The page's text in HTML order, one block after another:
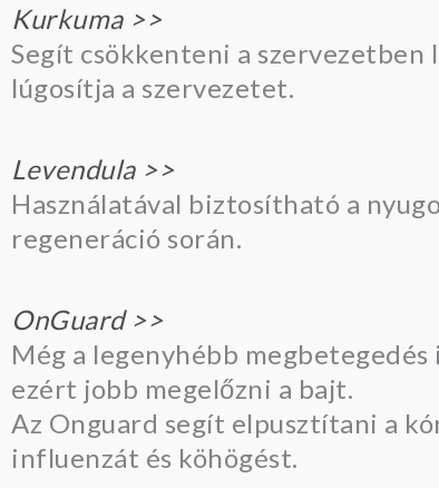
Kurkuma >>
Segít csökkenteni a szervezetben
lúgosítja a szervezetet.
Levendula >>
Használatával biztosítható a
regeneráció során.
OnGuard >>
Még a legenyhébb
ezért jobb megelőzni a bajt.
Az Onguard segít elpusztítani a
influenzát és köhögést.